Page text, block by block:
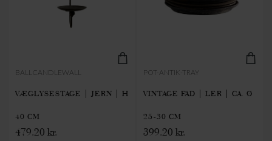
BALLCANDLEWALL
VÆGLYSESTAGE | JERN | H
40 CM
479.20 kr.
POT-ANTIK-TRAY
VINTAGE FAD | LER | CA. Ø
25-30 CM
399.20 kr.